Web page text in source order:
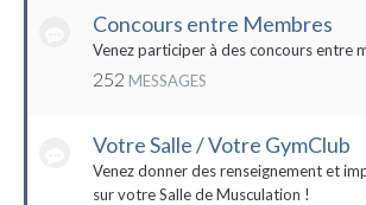
Concours entre Membres
Venez participer à des concours entre
252 MESSAGES
Votre Salle / Votre GymClub
Venez donner des renseignement et
sur votre Salle de Musculation !